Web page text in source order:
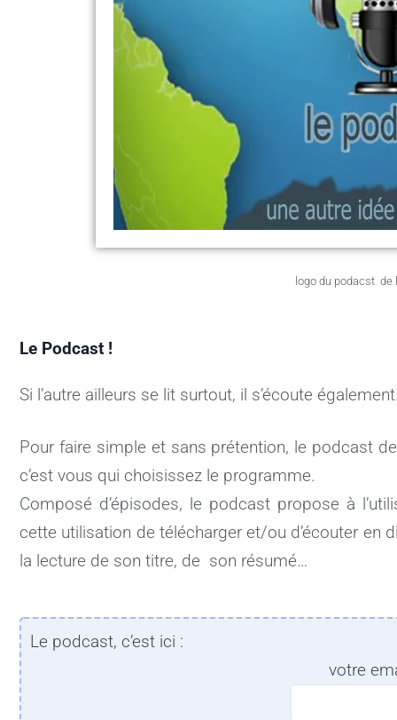
logo du podacst de
Le Podcast !
Si l’autre ailleurs se lit surtout, il s’écoute également.
Pour faire simple et sans prétention, le podcast
c’est vous qui choisissez le programme.
Composé d’épisodes, le podcast propose à
cette utilisation de télécharger et/ou d’écouter en
la lecture de son titre, de son résumé…
Le podcast, c’est ici :
votre